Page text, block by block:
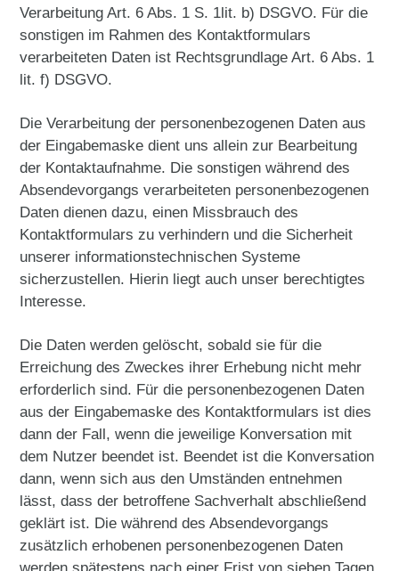
Verarbeitung Art. 6 Abs. 1 S. 1lit. b) DSGVO. Für die
sonstigen im Rahmen des Kontaktformulars
verarbeiteten Daten ist Rechtsgrundlage Art. 6 Abs. 1
lit. f) DSGVO.
Die Verarbeitung der personenbezogenen Daten aus
der Eingabemaske dient uns allein zur Bearbeitung
der Kontaktaufnahme. Die sonstigen während des
Absendevorgangs verarbeiteten personenbezogenen
Daten dienen dazu, einen Missbrauch des
Kontaktformulars zu verhindern und die Sicherheit
unserer informationstechnischen Systeme
sicherzustellen. Hierin liegt auch unser berechtigtes
Interesse.
Die Daten werden gelöscht, sobald sie für die
Erreichung des Zweckes ihrer Erhebung nicht mehr
erforderlich sind. Für die personenbezogenen Daten
aus der Eingabemaske des Kontaktformulars ist dies
dann der Fall, wenn die jeweilige Konversation mit
dem Nutzer beendet ist. Beendet ist die Konversation
dann, wenn sich aus den Umständen entnehmen
lässt, dass der betroffene Sachverhalt abschließend
geklärt ist. Die während des Absendevorgangs
zusätzlich erhobenen personenbezogenen Daten